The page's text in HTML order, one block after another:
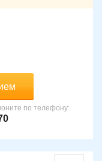
по телефону: